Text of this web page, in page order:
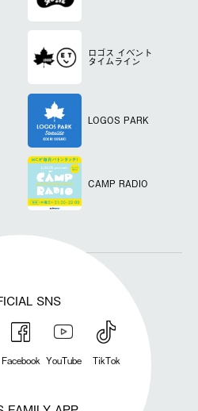
ロゴス イベント
タイムライン
LOGOS PARK
CAMP RADIO
SNS
Facebook YouTube TikTok